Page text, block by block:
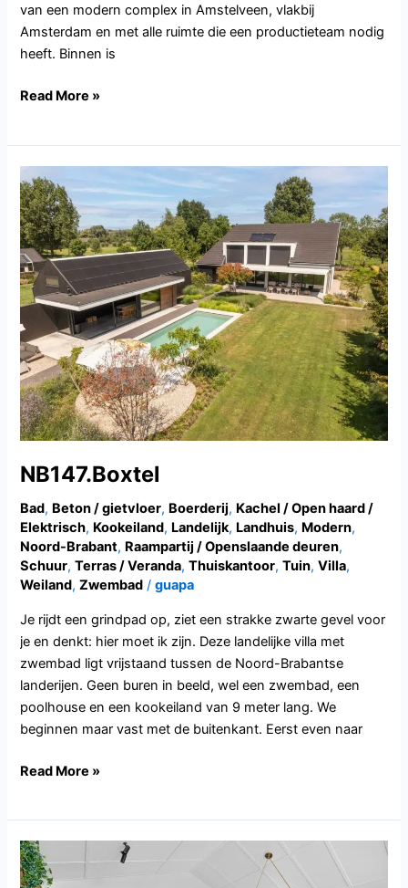
van een modern complex in Amstelveen, vlakbij
Amsterdam en met alle ruimte die een productieteam nodig
heeft. Binnen is
Read More »
NB147.Boxtel
Bad, Beton / gietvloer, Boerderij, Kachel / Open haard /
Elektrisch, Kookeiland, Landelijk, Landhuis, Modern,
Noord-Brabant, Raampartij / Openslaande deuren,
Schuur,Terras / Veranda,Thuiskantoor,Tuin,Villa,
Weiland,Zwembad /guapa
Je rijdt een grindpad op, ziet een strakke zwarte gevel voor
je en denkt: hier moet ik zijn. Deze landelijke villa met
zwembad ligt vrijstaand tussen de Noord-Brabantse
landerijen. Geen buren in beeld, wel een zwembad, een
poolhouse en een kookeiland van 9 meter lang. We
beginnen maar vast met de buitenkant. Eerst even naar
NB147.Boxtel
Read More »
NH166.ZuidScharwoude